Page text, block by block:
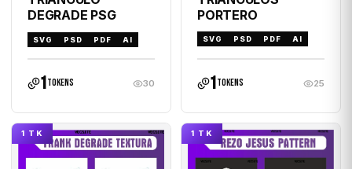
DEGRADE PSG
SVG PSD PDF AI
1tokens 30
PORTERO
SVG PSD PDF AI
1tokens 25
1 TK 1 TK